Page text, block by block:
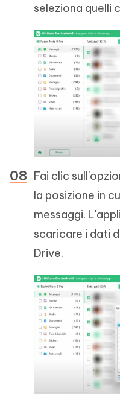
seleziona quelli
Fai clic
la posizione in
messaggi.
scaricare i dati
Drive.